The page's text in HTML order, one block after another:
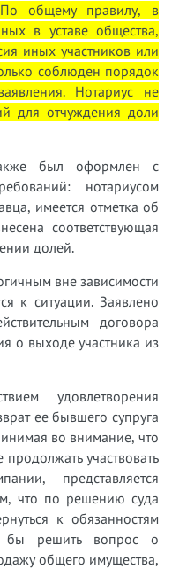
общему правилу, в
в уставе общества,
иных участников или
соблюден порядок
Нотариус не
для отчуждения доли
был оформлен с
нотариусом
имеется отметка об
соответствующая
долей.
вне зависимости
к ситуации. Заявлено
договора
о выходе участника из
удовлетворения
ее бывшего супруга
во внимание, что
участвовать
представляется
что по решению суда
к обязанностям
бы решить вопрос о
общего имущества,